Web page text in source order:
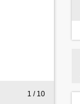
1 / 10